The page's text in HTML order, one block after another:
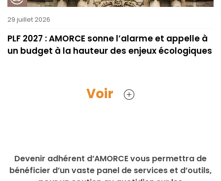
29 juillet 2026
PLF 2027 : AMORCE sonne l’alarme et appelle à
un budget à la hauteur des enjeux écologiques
Voir
Devenir adhérent d’AMORCE vous permettra de
bénéficier d’un vaste panel de services et d’outils,